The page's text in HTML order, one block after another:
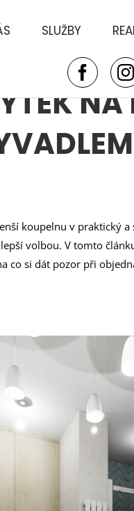
SLUŽBY
koupelnu v praktický
volbou. V tomto
co si dát pozor při